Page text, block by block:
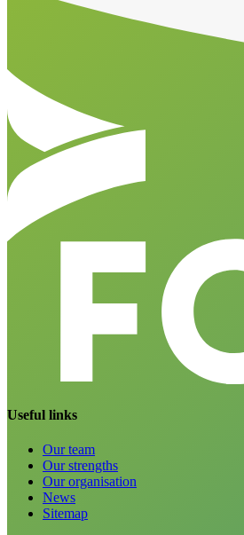
Useful links
Our team
Our strengths
Our organisation
News
Sitemap